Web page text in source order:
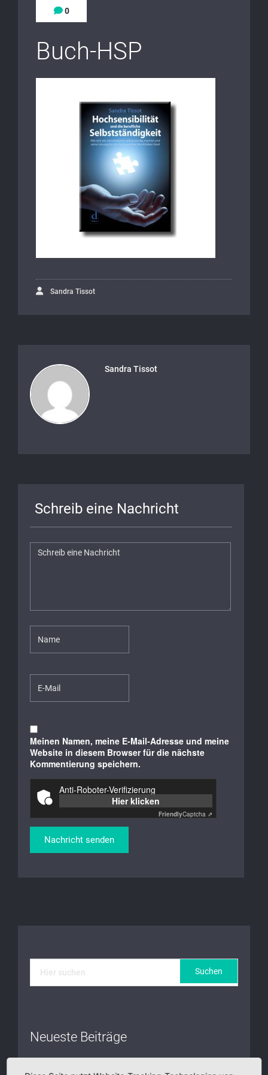
0
Buch-HSP
Sandra Tissot
Sandra Tissot
Schreib eine Nachricht
Meinen Namen, meine E-Mail-Adresse und meine
Website in diesem Browser für die nächste
Kommentierung speichern.
Anti-Roboter-Verifizierung
Hier klicken
FriendlyCaptcha ⇗
Neueste Beiträge